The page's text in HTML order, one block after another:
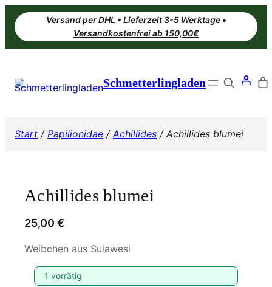
Zum
Inhalt
springen
Versand per DHL • Lieferzeit 3-5 Werktage •
Versandkostenfrei ab 150,00€
Schmetterlingladen Search
Start / Papilionidae /Achillides / Achillides blumei
Achillides blumei
25,00 €
Weibchen aus Sulawesi
1 vorrätig